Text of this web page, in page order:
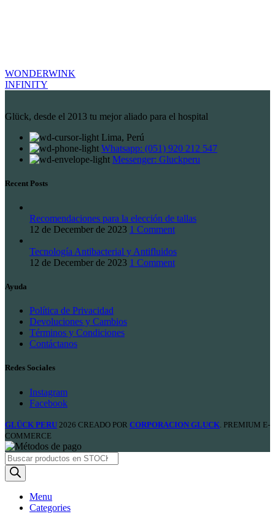
WONDERWINK
INFINITY
Glück, desde el 2013 tu mejor aliado para el hospital
Lima, Perú
Whatsapp: (051) 920 212 547
Messenger: Gluckperu
Recent Posts
Recomendaciones para la elección de tallas
12 de December de 2023 1 Comment
Tecnología Antibacterial y Antifluidos
12 de December de 2023 1 Comment
Ayuda
Política de Privacidad
Devoluciones y Cambios
Términos y Condiciones
Contáctanos
Redes Sociales
Instagram
Facebook
GLÜCK PERU 2026 CREADO POR CORPORACION GLUCK . PREMIUM E-
COMMERCE
Products
search
Menu
Categories